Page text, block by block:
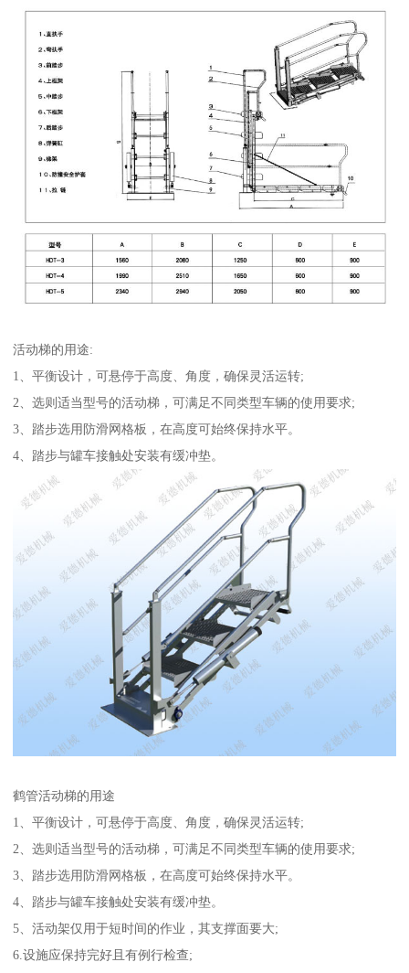
活动梯的用途:
1、平衡设计，可悬停于高度、角度，确保灵活运转;
2、选则适当型号的活动梯，可满足不同类型车辆的使用要求;
3、踏步选用防滑网格板，在高度可始终保持水平。
4、踏步与罐车接触处安装有缓冲垫。
鹤管活动梯的用途
1、平衡设计，可悬停于高度、角度，确保灵活运转;
2、选则适当型号的活动梯，可满足不同类型车辆的使用要求;
3、踏步选用防滑网格板，在高度可始终保持水平。
4、踏步与罐车接触处安装有缓冲垫。
5、活动架仅用于短时间的作业，其支撑面要大;
6.设施应保持完好且有例行检查;